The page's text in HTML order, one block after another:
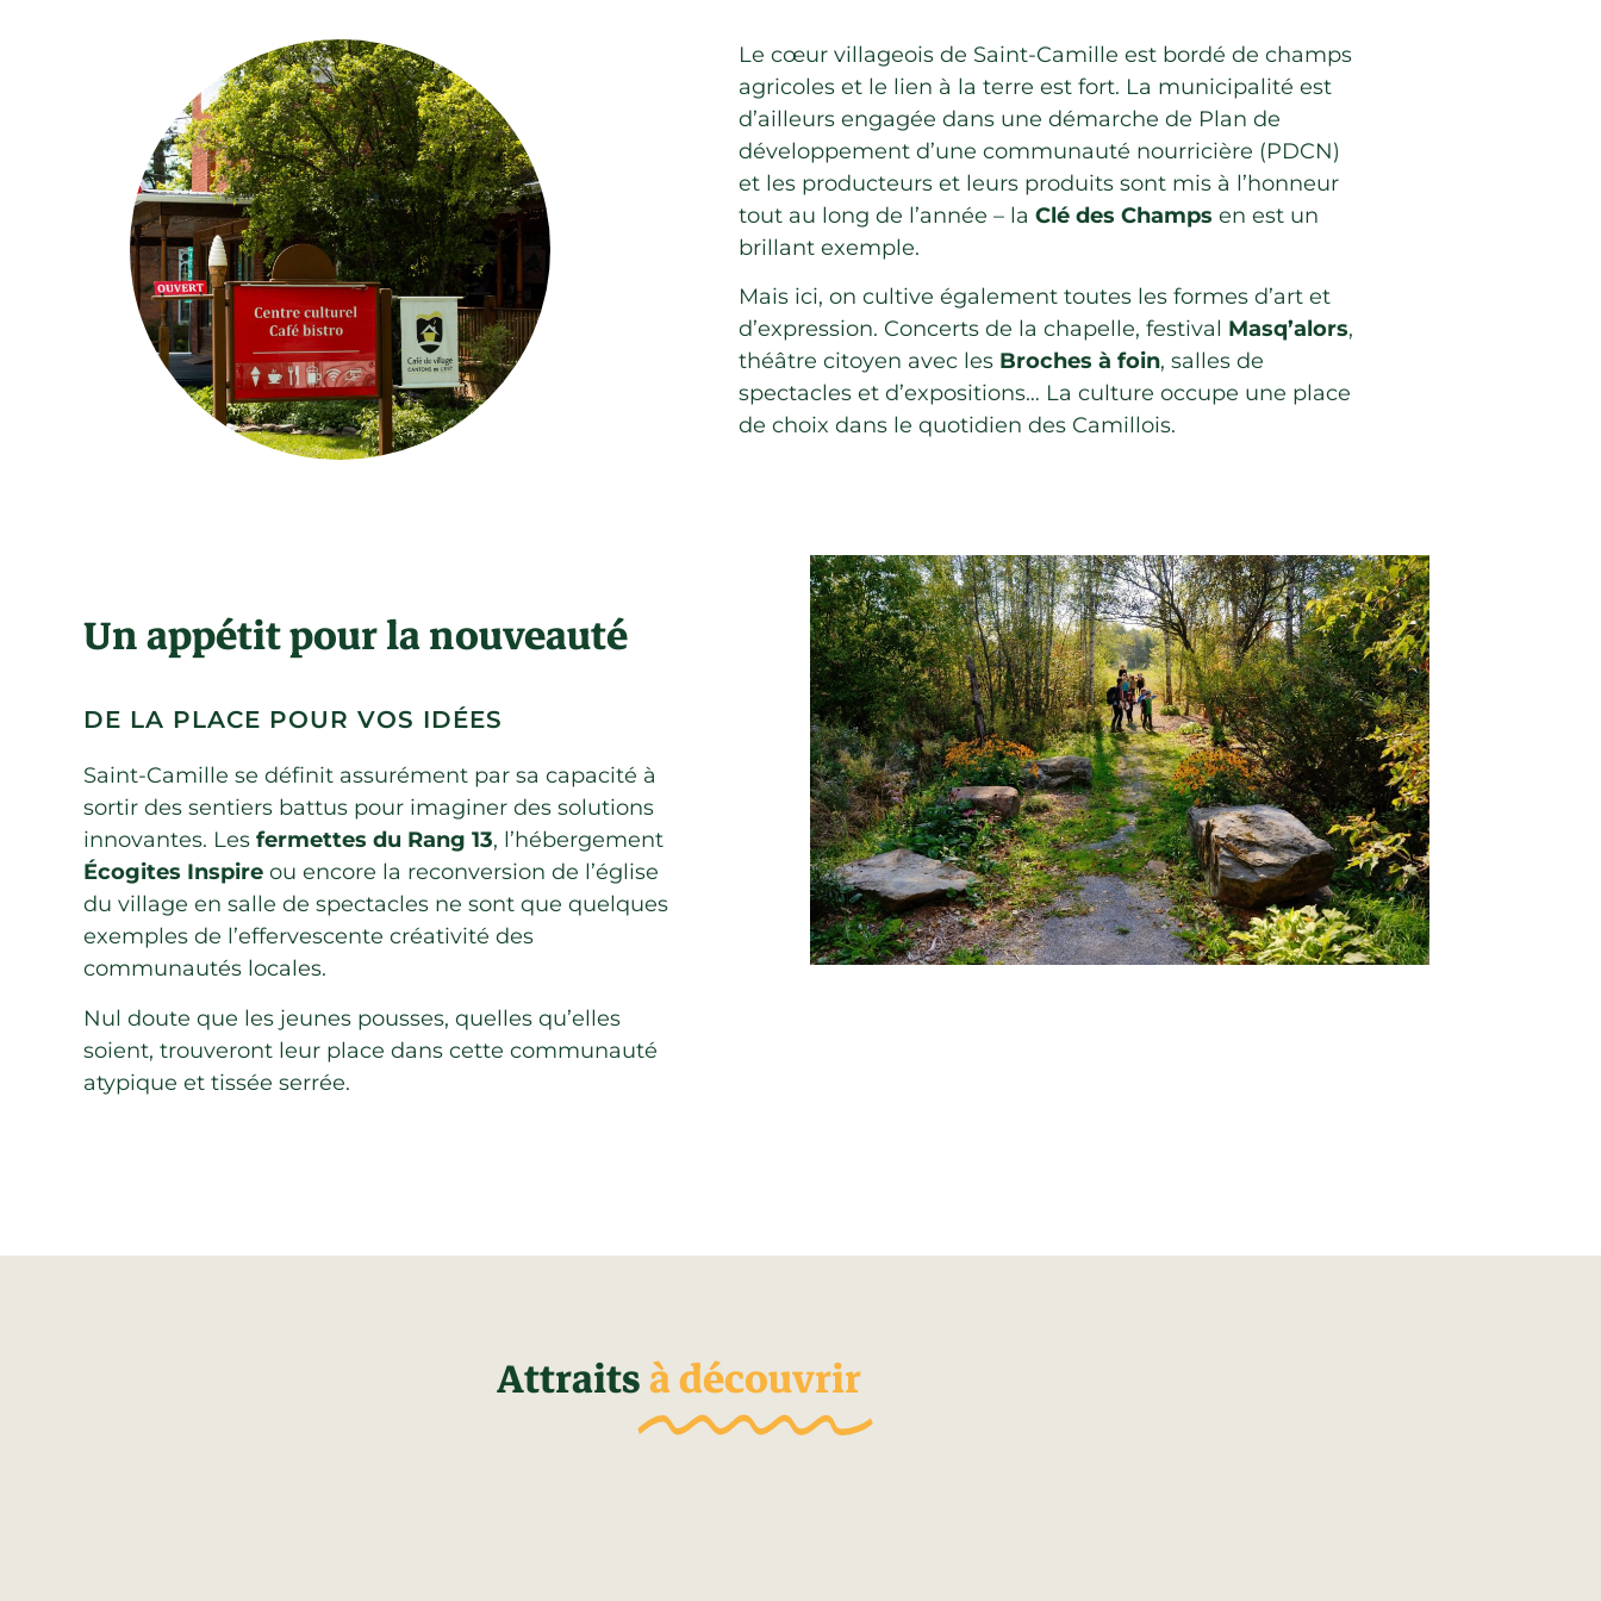
Le cœur villageois de Saint-Camille est bordé de champs
agricoles et le lien à la terre est fort. La municipalité est
d’ailleurs engagée dans une démarche de Plan de
développement d’une communauté nourricière (PDCN)
et les producteurs et leurs produits sont mis à l’honneur
tout au long de l’année – la Clé des Champs en est un
brillant exemple.
Mais ici, on cultive également toutes les formes d’art et
d’expression. Concerts de la chapelle, festival Masq’alors,
théâtre citoyen avec les Broches à foin, salles de
spectacles et d’expositions… La culture occupe une place
de choix dans le quotidien des Camillois.
Un appétit pour la nouveauté
DE LA PLACE POUR VOS IDÉES
Saint-Camille se définit assurément par sa capacité à
sortir des sentiers battus pour imaginer des solutions
innovantes. Les fermettes du Rang 13, l’hébergement
Écogites Inspire ou encore la reconversion de l’église
du village en salle de spectacles ne sont que quelques
exemples de l’effervescente créativité des
communautés locales.
Nul doute que les jeunes pousses, quelles qu’elles
soient, trouveront leur place dans cette communauté
atypique et tissée serrée.
Attraitsà découvrir